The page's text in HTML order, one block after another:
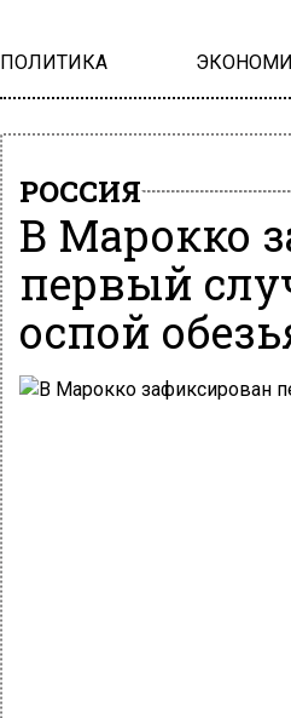
ПОЛИТИКА
РОССИЯ
В Марокко
первый
оспой